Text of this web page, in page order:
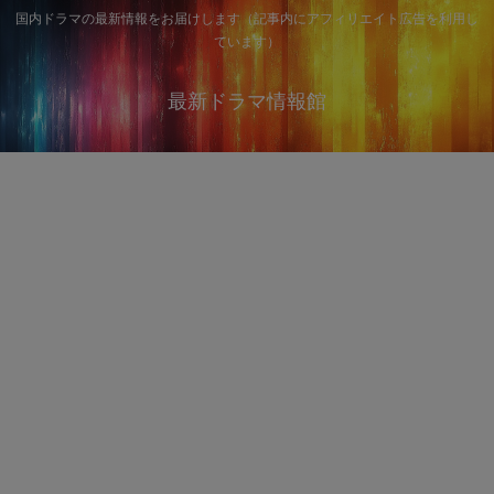
国内ドラマの最新情報をお届けします（記事内にアフィリエイト広告を利用し
ています）
最新ドラマ情報館